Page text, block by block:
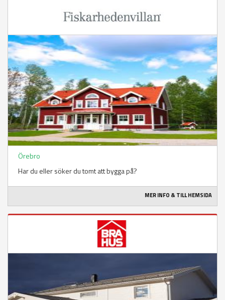
Örebro
Har du eller söker du tomt att bygga på?
MER INFO & TILL HEMSIDA